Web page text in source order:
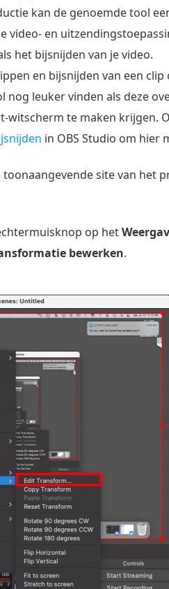
kan de genoemde tool
en
het bijsnijden van je video.
en bijsnijden van een
leuker vinden als deze
te maken krijgen.
in OBS Studio om hier
site van het
op het
bewerken.